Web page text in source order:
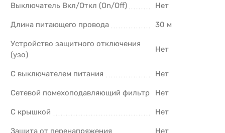
Выключатель Вкл/Откл (On/Off) Нет
Длина питающего провода 30 м
Устройство защитного отключения
(узо)
Нет
С выключателем питания Нет
Сетевой помехоподавляющий фильтр Нет
С крышкой Нет
Защита от перенапряжения Нет